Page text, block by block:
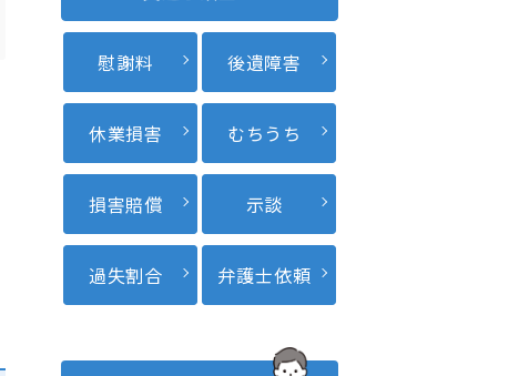
慰謝料 後遺障害
休業損害 むちうち
損害賠償 示談
過失割合 弁護士依頼